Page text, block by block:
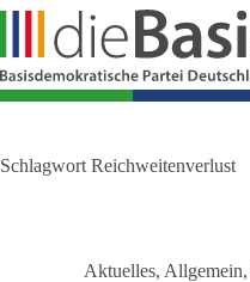
Zum
springen
Schlagwort Reichweitenverlust
Aktuelles, Allgemein,